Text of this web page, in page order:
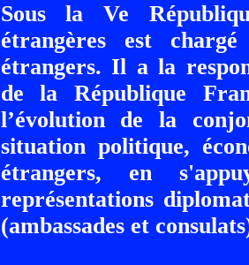
Sous la Ve
étrangères est
étrangers. Il a la
de la République
l’évolution de la
situation politique,
étrangers, en
représentations
(ambassades et